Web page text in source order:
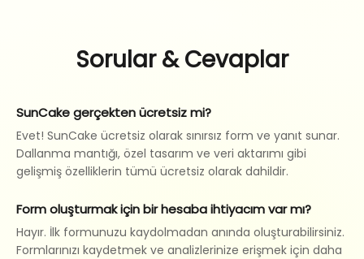
Sorular & Cevaplar
SunCake gerçekten ücretsiz mi?
Evet! SunCake ücretsiz olarak sınırsız form ve yanıt sunar.
Dallanma mantığı, özel tasarım ve veri aktarımı gibi
gelişmiş özelliklerin tümü ücretsiz olarak dahildir.
Form oluşturmak için bir hesaba ihtiyacım var mı?
Hayır. İlk formunuzu kaydolmadan anında oluşturabilirsiniz.
Formlarınızı kaydetmek ve analizlerinize erişmek için daha